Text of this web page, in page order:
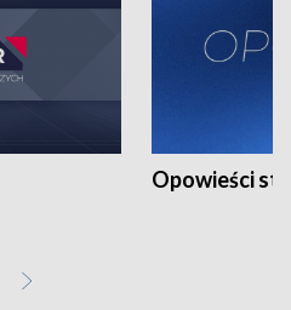
Opowieści